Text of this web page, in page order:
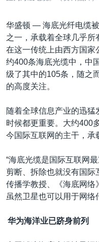
美国之音专访
重要讲话与声明
台海两岸关系
南中国海争端
关注新疆
GEN Z 看美国
其他语言网站
华盛顿 — 海底光纤电缆
之一，承载着全球几乎
在这一传统上由西方国家
约400条海底光缆中，
级了其中的105条，随之
的高度关注。
随着全球信息产业的迅
时候都更重要。大约400
今国际互联网的主干，承
“海底光缆是国际互联网
剪断、拆除也就没有国际
传播学教授、《海底网络
虽然卫星也可以用于网络
华为海洋业已跻身前列